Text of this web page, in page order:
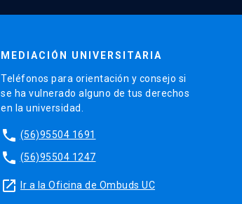
MEDIACIÓN UNIVERSITARIA
Teléfonos para orientación y consejo si
se ha vulnerado alguno de tus derechos
en la universidad.
phone (56)95504 1691
phone (56)95504 1247
launch Ir a la Oficina de Ombuds UC